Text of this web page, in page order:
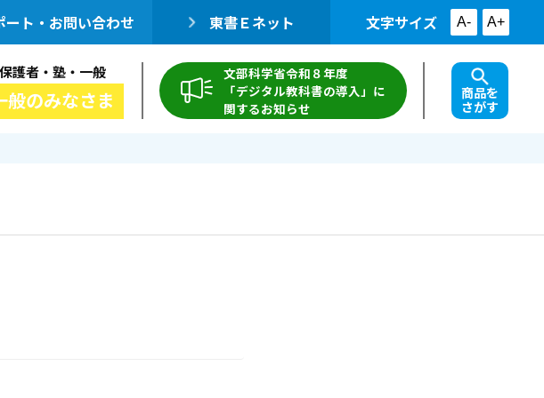
ート・お問い合わせ 東書Ｅネット 文字サイズ A- A+
保護者・塾・一般
般のみなさま
文部科学省令和８年度
「デジタル教科書の導入」に
関するお知らせ
商品を
さがす